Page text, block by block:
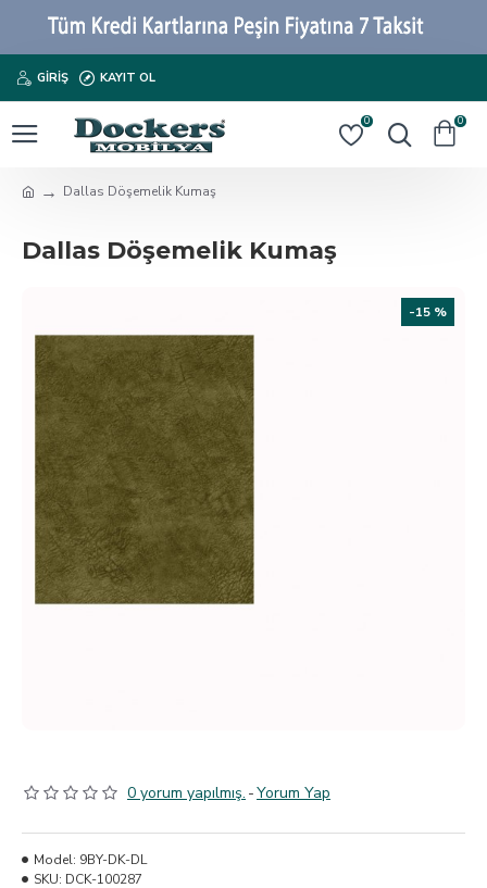
GIRIŞ KAYIT OL
0 0
Dallas Döşemelik Kumaş
Dallas Döşemelik Kumaş
-15 %
0 yorum yapılmış. -Yorum Yap
Model: 9BY-DK-DL
SKU: DCK-100287